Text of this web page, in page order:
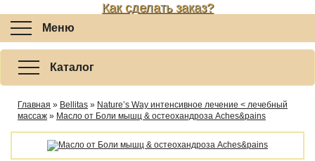
Как сделать заказ?
Меню
Каталог
Главная » Bellitas » Nature’s Way интенсивное лечение < лечебный
массаж » Масло от Боли мышц & остеохандроза Aches&pains